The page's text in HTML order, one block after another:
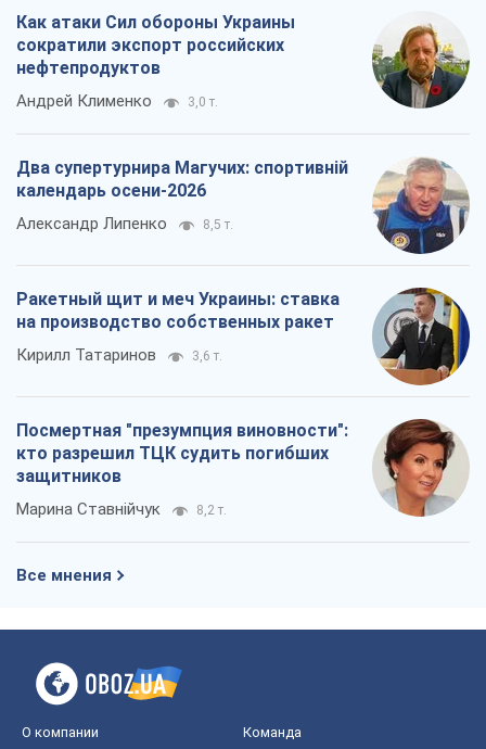
Как атаки Сил обороны Украины
сократили экспорт российских
нефтепродуктов
Андрей Клименко 3,0 т.
Два супертурнира Магучих: спортивній
календарь осени-2026
Александр Липенко 8,5 т.
Ракетный щит и меч Украины: ставка
на производство собственных ракет
Кирилл Татаринов 3,6 т.
Посмертная "презумпция виновности":
кто разрешил ТЦК судить погибших
защитников
Марина Ставнійчук 8,2 т.
Все мнения
О компании Команда